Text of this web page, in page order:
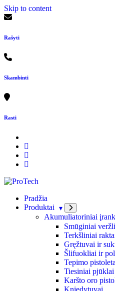
Skip to content
Rašyti
Skambinti
Rasti
Pradžia
Produktai
Akumuliatoriniai
Smūginiai
Terkšliniai
Gręžtuvai ir
Šlifuokliai ir
Tepimo
Tiesiniai pjūklai
Karšto oro
Kniedytuvai